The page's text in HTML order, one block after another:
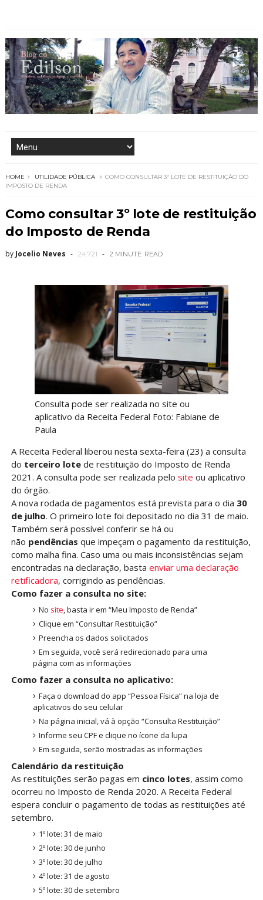
HOME UTILIDADE PÚBLICA
COMO CONSULTAR 3º LOTE DE RESTITUIÇÃO DO
IMPOSTO DE RENDA
Como consultar 3º lote de restituição
do Imposto de Renda
by Jocelio Neves 24.7.21 2 MINUTE READ
Consulta pode ser realizada no site ou
aplicativo da Receita Federal Foto: Fabiane de
Paula
A Receita Federal liberou nesta sexta-feira (23) a consulta
do terceiro lote de restituição do Imposto de Renda
2021. A consulta pode ser realizada pelo site ou aplicativo
do órgão.
A nova rodada de pagamentos está prevista para o dia 30
de julho. O primeiro lote foi depositado no dia 31 de maio.
Também será possível conferir se há ou
não pendências que impeçam o pagamento da restituição,
como malha fina. Caso uma ou mais inconsistências sejam
encontradas na declaração, basta enviar uma declaração
retificadora, corrigindo as pendências.
Como fazer a consulta no site:
No site , basta ir em “Meu Imposto de Renda”
Clique em “Consultar Restituição”
Preencha os dados solicitados
Em seguida, você será redirecionado para uma
página com as informações
Como fazer a consulta no aplicativo:
Faça o download do app “Pessoa Física” na loja de
aplicativos do seu celular
Na página inicial, vá à opção “Consulta Restituição”
Informe seu CPF e clique no ícone da lupa
Em seguida, serão mostradas as informações
Calendário da restituição
As restituições serão pagas em cinco lotes, assim como
ocorreu no Imposto de Renda 2020. A Receita Federal
espera concluir o pagamento de todas as restituições até
setembro.
1º lote: 31 de maio
2º lote: 30 de junho
3º lote: 30 de julho
4º lote: 31 de agosto
5º lote: 30 de setembro